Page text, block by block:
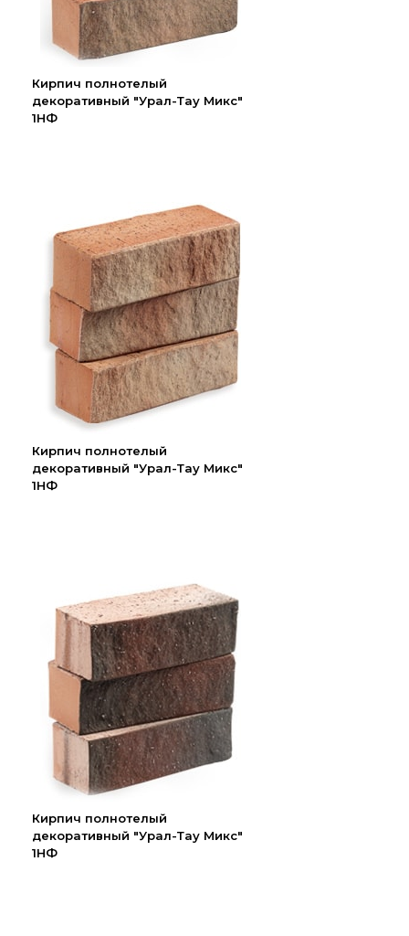
Кирпич полнотелый
декоративный "Урал-Тау Микс"
1НФ
Кирпич полнотелый
декоративный "Урал-Тау Микс"
1НФ
Кирпич полнотелый
декоративный "Урал-Тау Микс"
1НФ